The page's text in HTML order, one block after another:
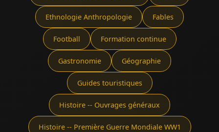
Ethnologie Anthropologie Fables
Football Formation continue
Gastronomie Géographie
Guides touristiques
Histoire -- Ouvrages généraux
Histoire -- Première Guerre Mondiale WW1